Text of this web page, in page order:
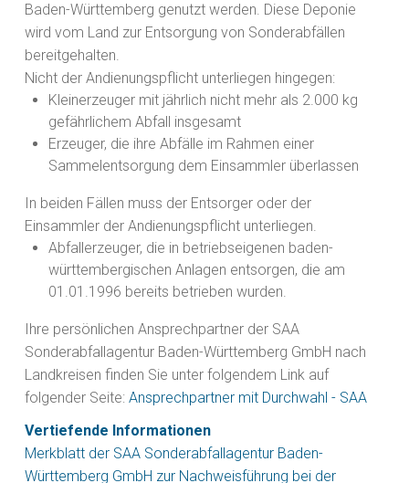
Baden-Württemberg genutzt werden. Diese Deponie
wird vom Land zur Entsorgung von Sonderabfällen
bereitgehalten.
Nicht der Andienungspflicht unterliegen hingegen:
Kleinerzeuger mit jährlich nicht mehr als 2.000 kg
gefährlichem Abfall insgesamt
Erzeuger, die ihre Abfälle im Rahmen einer
Sammelentsorgung dem Einsammler überlassen
In beiden Fällen muss der Entsorger oder der
Einsammler der Andienungspflicht unterliegen.
Abfallerzeuger, die in betriebseigenen baden-
württembergischen Anlagen entsorgen, die am
01.01.1996 bereits betrieben wurden.
Ihre persönlichen Ansprechpartner der SAA
Sonderabfallagentur Baden-Württemberg GmbH nach
Landkreisen finden Sie unter folgendem Link auf
folgender Seite: Ansprechpartner mit Durchwahl - SAA
Vertiefende Informationen
Merkblatt der SAA Sonderabfallagentur Baden-
Württemberg GmbH zur Nachweisführung bei der